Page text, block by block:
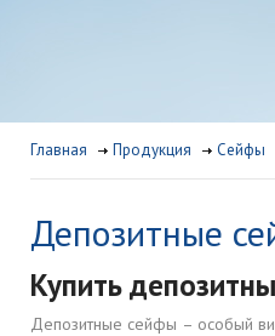
Главная Продукция Сейфы
Депозитные
Купить
Депозитные сейфы – особый